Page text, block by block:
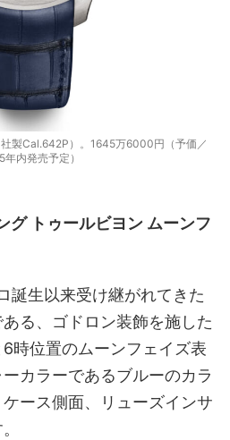
製Cal.642P）。1645万6000円（予価／
年内発売予定）
グ トゥールビヨン ムーンフ
誕生以来受け継がれてきた
る、ゴドロン装飾を施した
時位置のムーンフェイズ表
カラーであるブルーのカラ
ース側面、リューズインサ